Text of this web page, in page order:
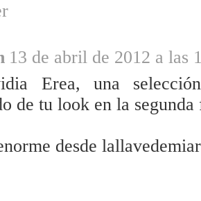
13 de abril de 2012 a las
Erea, una
de tu look en la
desde